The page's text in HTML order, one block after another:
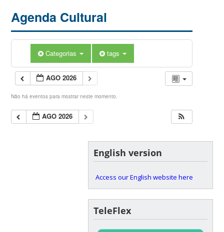
Agenda Cultural
Categorias tags
AGO 2026
Não há eventos para mostrar neste momento.
AGO 2026
English version
Access our English website here
TeleFlex